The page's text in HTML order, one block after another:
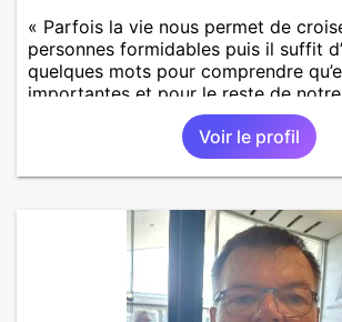
« Parfois la vie nous permet de
personnes formidables puis il suffit
quelques mots pour comprendre
importantes et pour le reste de
Voir le profil